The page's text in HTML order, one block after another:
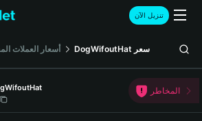
تنزيل الآن
أسعار العملات DogWifoutHat سعر
المخاطر